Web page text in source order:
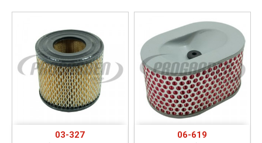
03-327 06-619